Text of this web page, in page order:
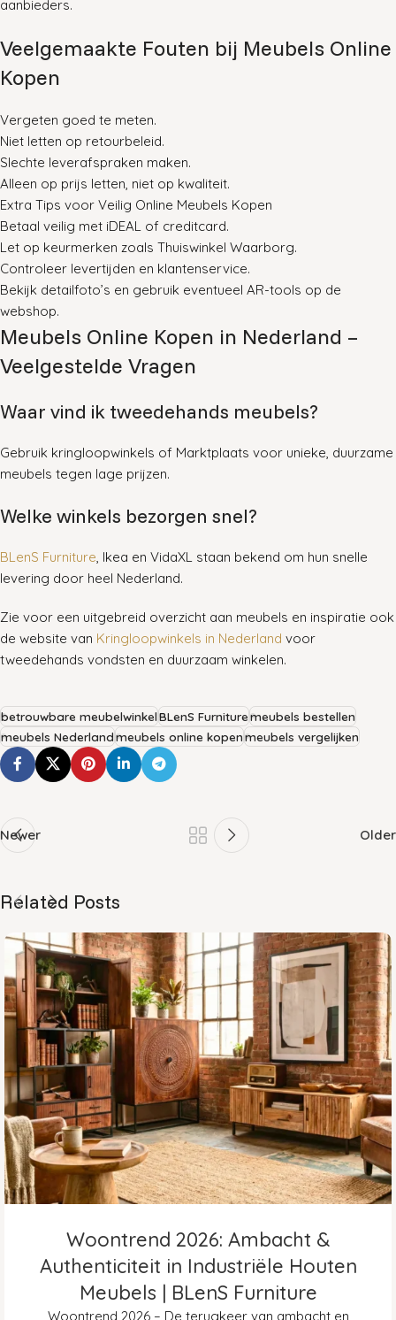
aanbieders.
Veelgemaakte Fouten bij Meubels Online
Kopen
Vergeten goed te meten.
Niet letten op retourbeleid.
Slechte leverafspraken maken.
Alleen op prijs letten, niet op kwaliteit.
Extra Tips voor Veilig Online Meubels Kopen
Betaal veilig met iDEAL of creditcard.
Let op keurmerken zoals Thuiswinkel Waarborg.
Controleer levertijden en klantenservice.
Bekijk detailfoto’s en gebruik eventueel AR-tools op de
webshop.
Meubels Online Kopen in Nederland –
Veelgestelde Vragen
Waar vind ik tweedehands meubels?
Gebruik kringloopwinkels of Marktplaats voor unieke, duurzame
meubels tegen lage prijzen.
Welke winkels bezorgen snel?
BLenS Furniture, Ikea en VidaXL staan bekend om hun snelle
levering door heel Nederland.
Zie voor een uitgebreid overzicht aan meubels en inspiratie ook
de website van Kringloopwinkels in Nederland voor
tweedehands vondsten en duurzaam winkelen.
betrouwbare meubelwinkelBLenS Furnituremeubels bestellen
meubels Nederlandmeubels online kopenmeubels vergelijken
Newer Older
Related Posts
Woontrend 2026: Ambacht &
Authenticiteit in Industriële Houten
Meubels | BLenS Furniture
Woontrend 2026 – De terugkeer van ambacht en